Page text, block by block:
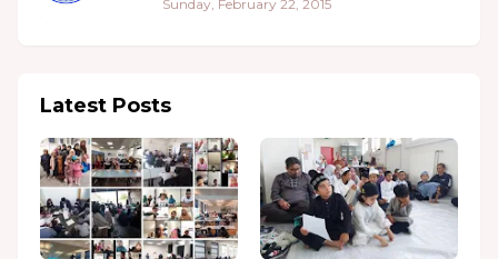
Sunday, February 22, 2015
Latest Posts